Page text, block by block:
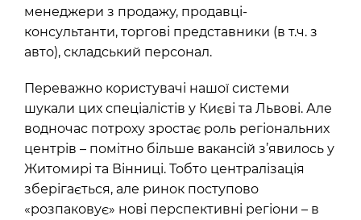
менеджери з продажу, продавці-
консультанти, торгові представники (в т.ч. з
авто), складський персонал.
Переважно користувачі нашої системи
шукали цих спеціалістів у Києві та Львові. Але
водночас потроху зростає роль регіональних
центрів – помітно більше вакансій з’явилось у
Житомирі та Вінниці. Тобто централізація
зберігається, але ринок поступово
«розпаковує» нові перспективні регіони – в